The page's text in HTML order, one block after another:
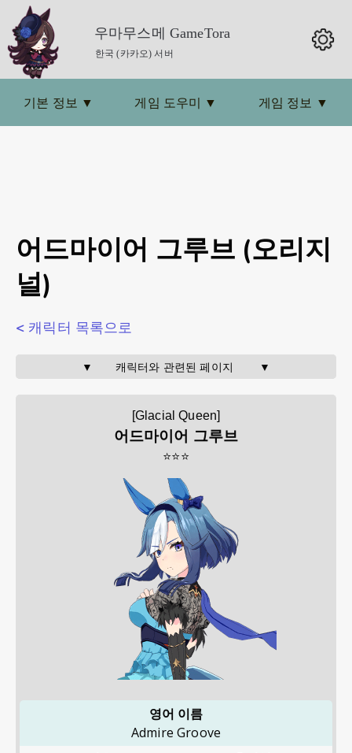
우마무스메 GameTora
한국 (카카오) 서버
기본 정보 ▼ 게임 도우미 ▼ 게임 정보 ▼
어드마이어 그루브 (오리지
널)
< 캐릭터 목록으로
▼       캐릭터와 관련된 페이지        ▼
[Glacial Queen]
어드마이어 그루브
⭐⭐⭐
영어 이름
Admire Groove